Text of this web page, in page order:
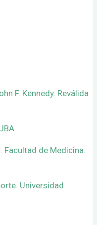
F. Kennedy. Reválida
Facultad de Medicina.
Universidad